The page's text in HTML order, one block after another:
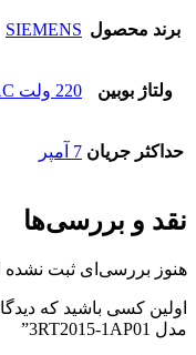
برند محصول SIEMENS
ولتاژ بوبین 220 ولت AC
حداکثر جریان 7 آمپر
نقد و بررسی‌ها
هنوز بررسی‌ای ثبت
مدل 3RT2015-1AP01”